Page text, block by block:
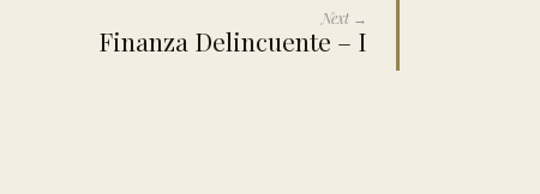
Next →
Finanza Delincuente – I